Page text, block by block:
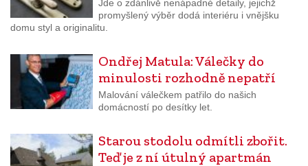
Jde o zdánlivě nenápadné detaily, jejichž
promyšlený výběr dodá interiéru i vnějšku
domu styl a originalitu.
Ondřej Matula: Válečky do
minulosti rozhodně nepatří
Malování válečkem patřilo do našich
domácností po desítky let.
Starou stodolu odmítli zbořit.
Teď je z ní útulný apartmán